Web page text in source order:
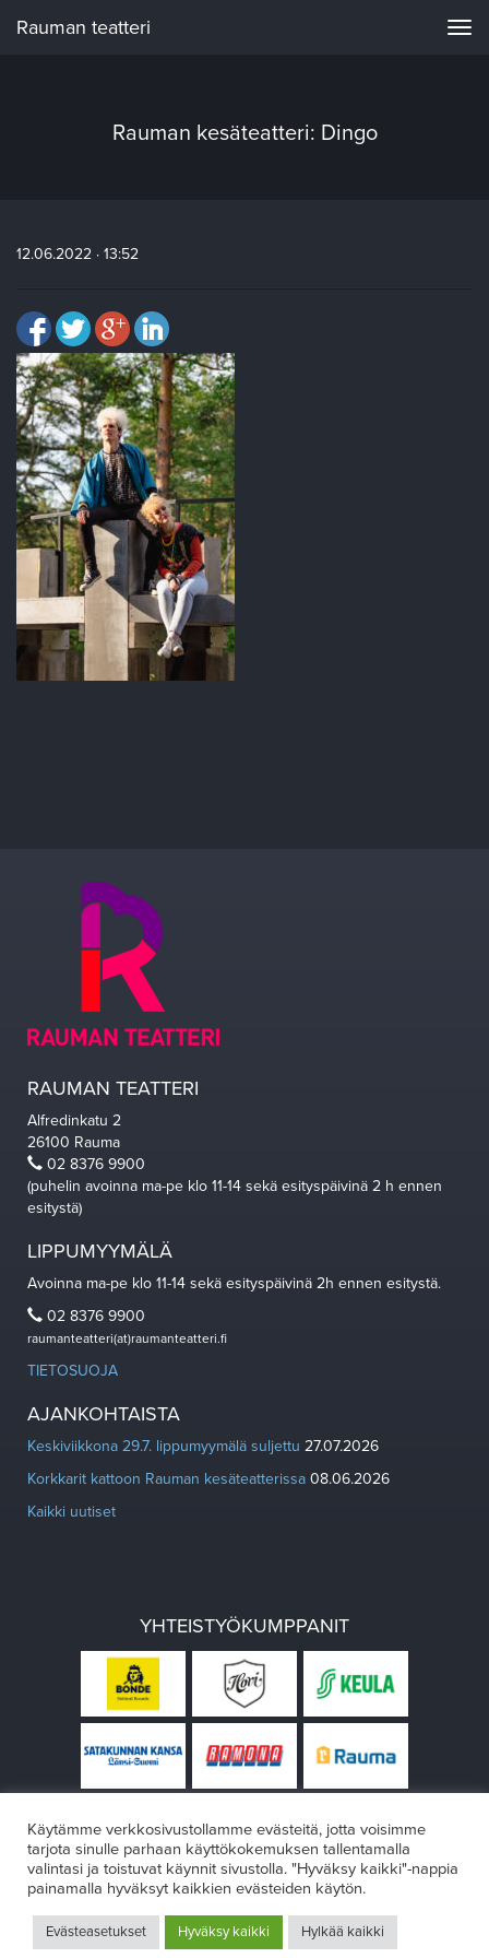
Rauman teatteri
Rauman kesäteatteri: Dingo
12.06.2022 · 13:52
RAUMAN TEATTERI
Alfredinkatu 2
26100 Rauma
02 8376 9900
(puhelin avoinna ma-pe klo 11-14 sekä esityspäivinä 2 h ennen
esitystä)
LIPPUMYYMÄLÄ
Avoinna ma-pe klo 11-14 sekä esityspäivinä 2h ennen esitystä.
02 8376 9900
raumanteatteri(at)raumanteatteri.fi
TIETOSUOJA
AJANKOHTAISTA
Keskiviikkona 29.7. lippumyymälä suljettu 27.07.2026
Korkkarit kattoon Rauman kesäteatterissa 08.06.2026
Kaikki uutiset
YHTEISTYÖKUMPPANIT
Design:VÄRIKÄS
Käytämme verkkosivustollamme evästeitä, jotta voisimme
tarjota sinulle parhaan käyttökokemuksen tallentamalla
valintasi ja toistuvat käynnit sivustolla. "Hyväksy kaikki"-nappia
painamalla hyväksyt kaikkien evästeiden käytön.
Evästeasetukset Hyväksy kaikki Hylkää kaikki